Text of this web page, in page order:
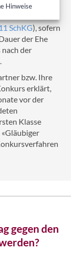
gegen den Ex-
SchKG), sofern
der Ehe
der
bzw. Ihre
erklärt,
vor der
Klasse
«Gläubiger
gegen den
Hinweise